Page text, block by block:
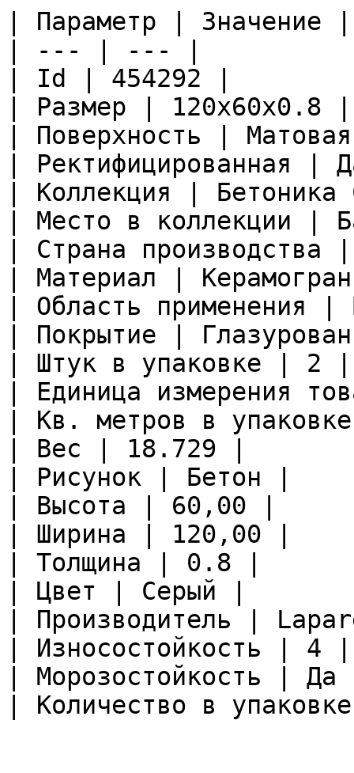
| Параметр | Значение |
| --- | --- |
| Id | 454292 |
| Размер | 120x60x0.8 |
| Поверхность |
| Ректифицированная |
| Коллекция |
| Место в коллекции |
| Страна
| Материал |
| Область применения
| Покрытие |
| Штук в упаковке | 2 |
| Единица измерения
| Кв. метров в
| Вес | 18.729 |
| Рисунок | Бетон |
| Высота | 60,00 |
| Ширина | 120,00 |
| Толщина | 0.8 |
| Цвет | Серый |
| Производитель |
| Износостойкость | 4 |
| Морозостойкость |
| Количество в